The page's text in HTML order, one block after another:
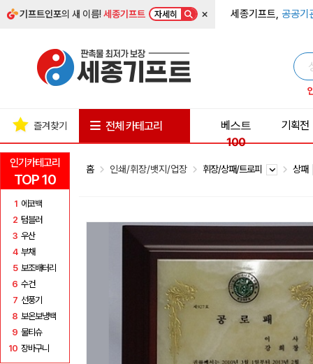
기프트인포의 새 이름!세종기프트 자세히 × 세종기프트, 공공기
인기카테고리
TOP 10
1 에코백
2 텀블러
3 우산
4 부채
5 보조배터리
6 수건
7 선풍기
8 보온보냉백
9 물티슈
10 장바구니
즐겨찾기 전체 카테고리
베스트
100
기획전
홈 인쇄/휘장/뱃지/업장 휘장/상패/트로피 상패